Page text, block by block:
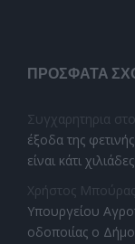
ΠΡΌΣΦΑΤΑ
Συγχαρητηρια
έξοδα της
είναι κάτι
Χρήστος Μπούρας
Υπουργείου
οδοποιίας ο